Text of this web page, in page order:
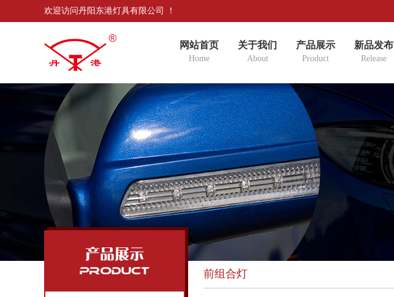
欢迎访问丹阳东港灯具有限公司 ！
网站首页
Home
关于我们
About
产品展示
Product
新品发布
Release
前组合灯